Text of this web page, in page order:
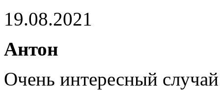
19.08.2021
Антон
Очень интересный